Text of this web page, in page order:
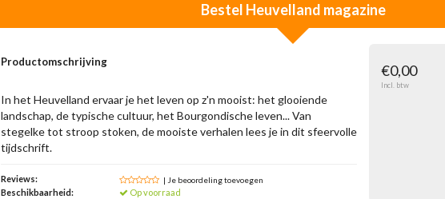
Bestel Heuvelland magazine
Productomschrijving
In het Heuvelland ervaar je het leven op z'n mooist: het glooiende
landschap, de typische cultuur, het Bourgondische leven... Van
stegelke tot stroop stoken, de mooiste verhalen lees je in dit sfeervolle
tijdschrift.
Reviews: | Je beoordeling toevoegen
Beschikbaarheid: Op voorraad
€0,00
Incl. btw